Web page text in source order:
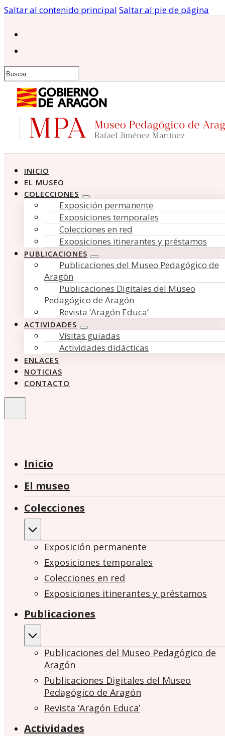
Saltar al contenido principal Saltar al pie de página
Buscar
INICIO
EL MUSEO
COLECCIONES
Exposición permanente
Exposiciones temporales
Colecciones en red
Exposiciones itinerantes y préstamos
PUBLICACIONES
Publicaciones del Museo Pedagógico de
Aragón
Publicaciones Digitales del Museo
Pedagógico de Aragón
Revista ‘Aragón Educa’
ACTIVIDADES
Visitas guiadas
Actividades didácticas
ENLACES
NOTICIAS
CONTACTO
Inicio
El museo
Colecciones
Exposición permanente
Exposiciones temporales
Colecciones en red
Exposiciones itinerantes y préstamos
Publicaciones
Publicaciones del Museo Pedagógico de
Aragón
Publicaciones Digitales del Museo
Pedagógico de Aragón
Revista ‘Aragón Educa’
Actividades